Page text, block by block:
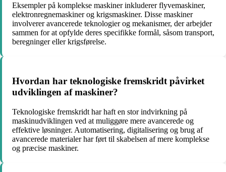
Eksempler på komplekse maskiner inkluderer flyvemaskiner,
elektronregnemaskiner og krigsmaskiner. Disse maskiner
involverer avancerede teknologier og mekanismer, der arbejder
sammen for at opfylde deres specifikke formål, såsom transport,
beregninger eller krigsførelse.
Hvordan har teknologiske fremskridt påvirket
udviklingen af maskiner?
Teknologiske fremskridt har haft en stor indvirkning på
maskinudviklingen ved at muliggøre mere avancerede og
effektive løsninger. Automatisering, digitalisering og brug af
avancerede materialer har ført til skabelsen af mere komplekse
og præcise maskiner.